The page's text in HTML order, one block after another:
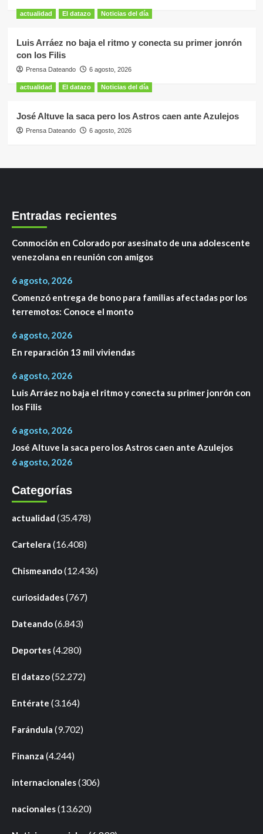
actualidad El datazo Noticias del día
Luis Arráez no baja el ritmo y conecta su primer jonrón
con los Filis
Prensa Dateando 6 agosto, 2026
actualidad El datazo Noticias del día
José Altuve la saca pero los Astros caen ante Azulejos
Prensa Dateando 6 agosto, 2026
Entradas recientes
Conmoción en Colorado por asesinato de una adolescente
venezolana en reunión con amigos
6 agosto, 2026
Comenzó entrega de bono para familias afectadas por los
terremotos: Conoce el monto
6 agosto, 2026
En reparación 13 mil viviendas
6 agosto, 2026
Luis Arráez no baja el ritmo y conecta su primer jonrón con
los Filis
6 agosto, 2026
José Altuve la saca pero los Astros caen ante Azulejos
6 agosto, 2026
Categorías
actualidad (35.478)
Cartelera (16.408)
Chismeando(12.436)
curiosidades(767)
Dateando(6.843)
Deportes(4.280)
El datazo(52.272)
Entérate (3.164)
Farándula (9.702)
Finanza (4.244)
internacionales(306)
nacionales(13.620)